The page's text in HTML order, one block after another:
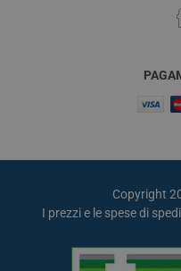
Copyright
I prezzi e le spese di